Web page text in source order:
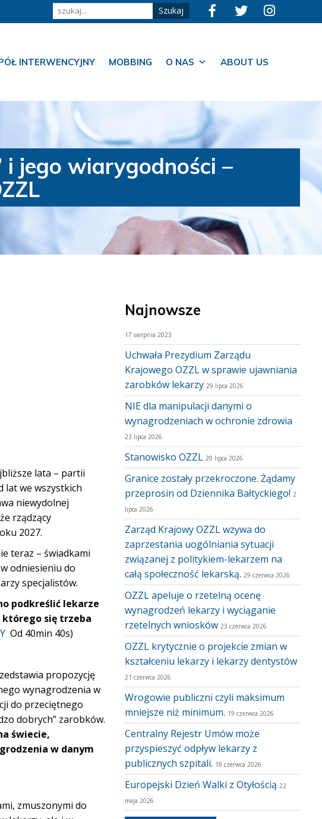
INTERWENCYJNY MOBBING O NAS ABOUT US
i jego wiarygodności –
lata – partii
lat we wszystkich
niewydolnej
rządzący
2027.
teraz – świadkami
odniesieniu do
specjalistów.
podkreślić lekarze
się trzeba
Od 40min 40s)
propozycję
wynagrodzenia w
do przeciętnego
dobrych” zarobków.
świecie,
w danym
zmuszonymi do
Najnowsze
17 sierpnia 2023
Uchwała Prezydium Zarządu
Krajowego OZZL w sprawie ujawniania
zarobków lekarzy 29 lipca 2026
NIE dla manipulacji danymi o
wynagrodzeniach w ochronie zdrowia
23 lipca 2026
Stanowisko OZZL 20 lipca 2026
Granice zostały przekroczone. Żądamy
przeprosin od Dziennika Bałtyckiego! 2
lipca 2026
Zarząd Krajowy OZZL wzywa do
zaprzestania uogólniania sytuacji
związanej z politykiem-lekarzem na
całą społeczność lekarską. 29 czerwca 2026
OZZL apeluje o rzetelną ocenę
wynagrodzeń lekarzy i wyciąganie
rzetelnych wniosków 23 czerwca 2026
OZZL krytycznie o projekcie zmian w
kształceniu lekarzy i lekarzy dentystów
21 czerwca 2026
Wrogowie publiczni czyli maksimum
mniejsze niż minimum. 19 czerwca 2026
Centralny Rejestr Umów może
przyspieszyć odpływ lekarzy z
publicznych szpitali. 18 czerwca 2026
Europejski Dzień Walki z Otyłością 22
maja 2026